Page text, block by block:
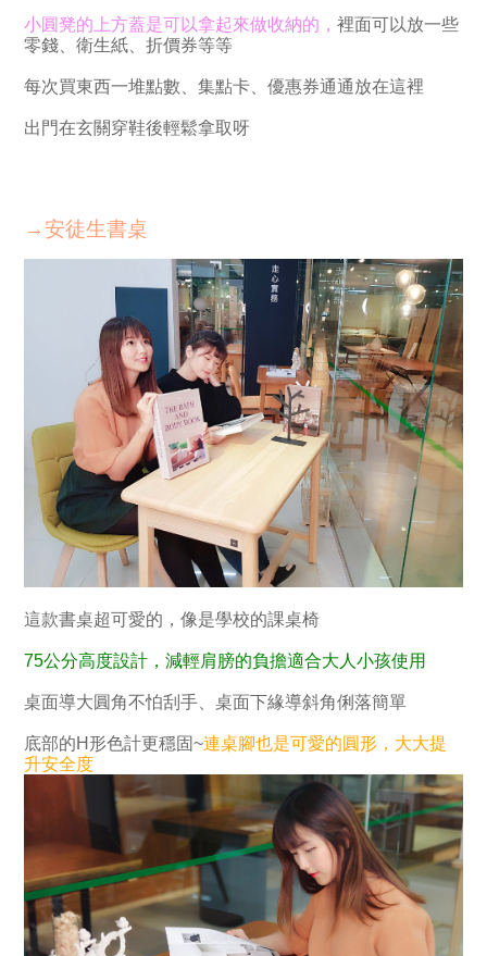
小圓凳的上方蓋是可以拿起來做收納的，裡面可以放一些
零錢、衛生紙、折價券等等
每次買東西一堆點數、集點卡、優惠券通通放在這裡
出門在玄關穿鞋後輕鬆拿取呀
→安徒生書桌
這款書桌超可愛的，像是學校的課桌椅
75公分高度設計，減輕肩膀的負擔適合大人小孩使用
桌面導大圓角不怕刮手、桌面下緣導斜角俐落簡單
底部的H形色計更穩固~連桌腳也是可愛的圓形，大大提
升安全度